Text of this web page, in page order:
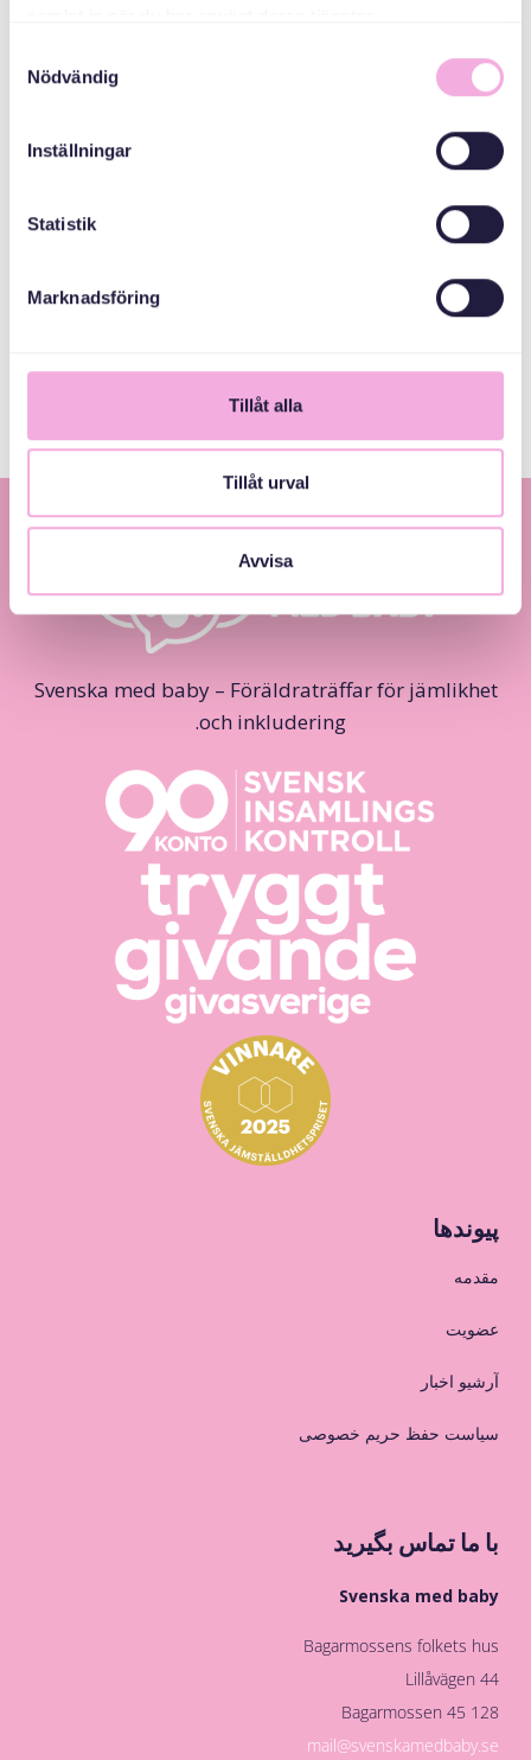
Nödvändig
Inställningar
Statistik
Marknadsföring
Tillåt alla
Tillåt urval
Avvisa
bokningen@svenskamedbaby.se
Svenska med baby – Föräldraträffar för jämlikhet
och inkludering.
پیوندها
مقدمه
عضویت
آرشیو اخبار
سیاست حفظ حریم خصوصی
با ما تماس بگیرید
Svenska med baby
Bagarmossens folkets hus
Lillåvägen 44
128 45 Bagarmossen
mail@svenskamedbaby.se